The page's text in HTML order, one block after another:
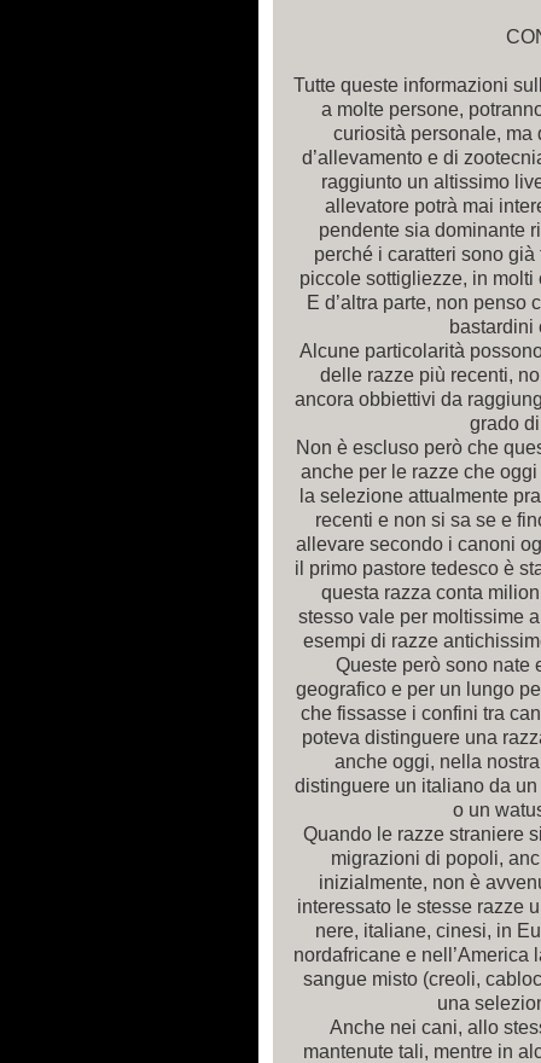
Tutte queste informazioni
a molte persone,
curiosità personale, ma
d’allevamento e di
raggiunto un altissimo
allevatore potrà mai
pendente sia dominante
perché i caratteri sono
piccole sottigliezze, in
E d’altra parte, non
bastardini
Alcune particolarità
delle razze più recenti,
ancora obbiettivi da
grado
Non è escluso però che
anche per le razze che
la selezione attualmente
recenti e non si sa se e
allevare secondo i canoni
il primo pastore tedesco è
questa razza conta
stesso vale per moltissime
esempi di razze
Queste però sono nate
geografico e per un lungo
che fissasse i confini tra
poteva distinguere una
anche oggi, nella
distinguere un italiano da
o un
Quando le razze straniere
migrazioni di popoli,
inizialmente, non è
interessato le stesse razze
nere, italiane, cinesi, in
nordafricane e nell’America
sangue misto (creoli,
una
Anche nei cani, allo
mantenute tali, mentre in